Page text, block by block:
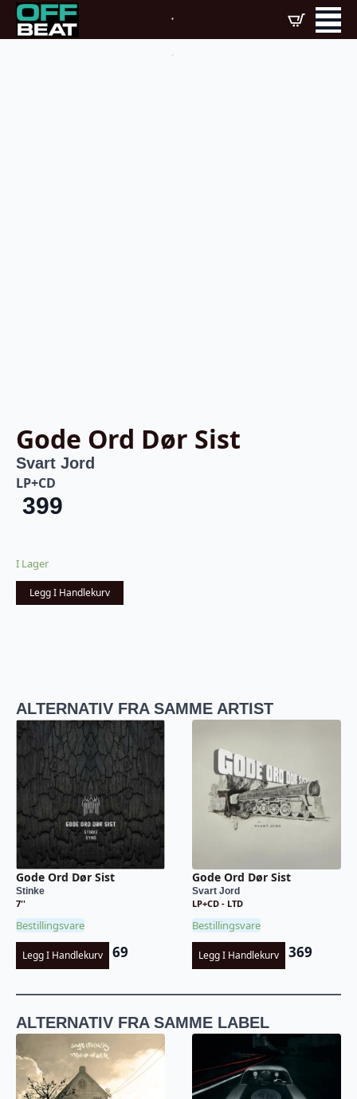
Gode Ord Dør Sist
Svart Jord
LP+CD
399
I Lager
Legg I Handlekurv
ALTERNATIV FRA SAMME ARTIST
Gode Ord Dør Sist
Stinke
7''
Bestillingsvare
Legg I Handlekurv 69
Gode Ord Dør Sist
Svart Jord
LP+CD - LTD
Bestillingsvare
Legg I Handlekurv 369
ALTERNATIV FRA SAMME LABEL